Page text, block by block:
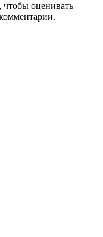
чтобы оценивать